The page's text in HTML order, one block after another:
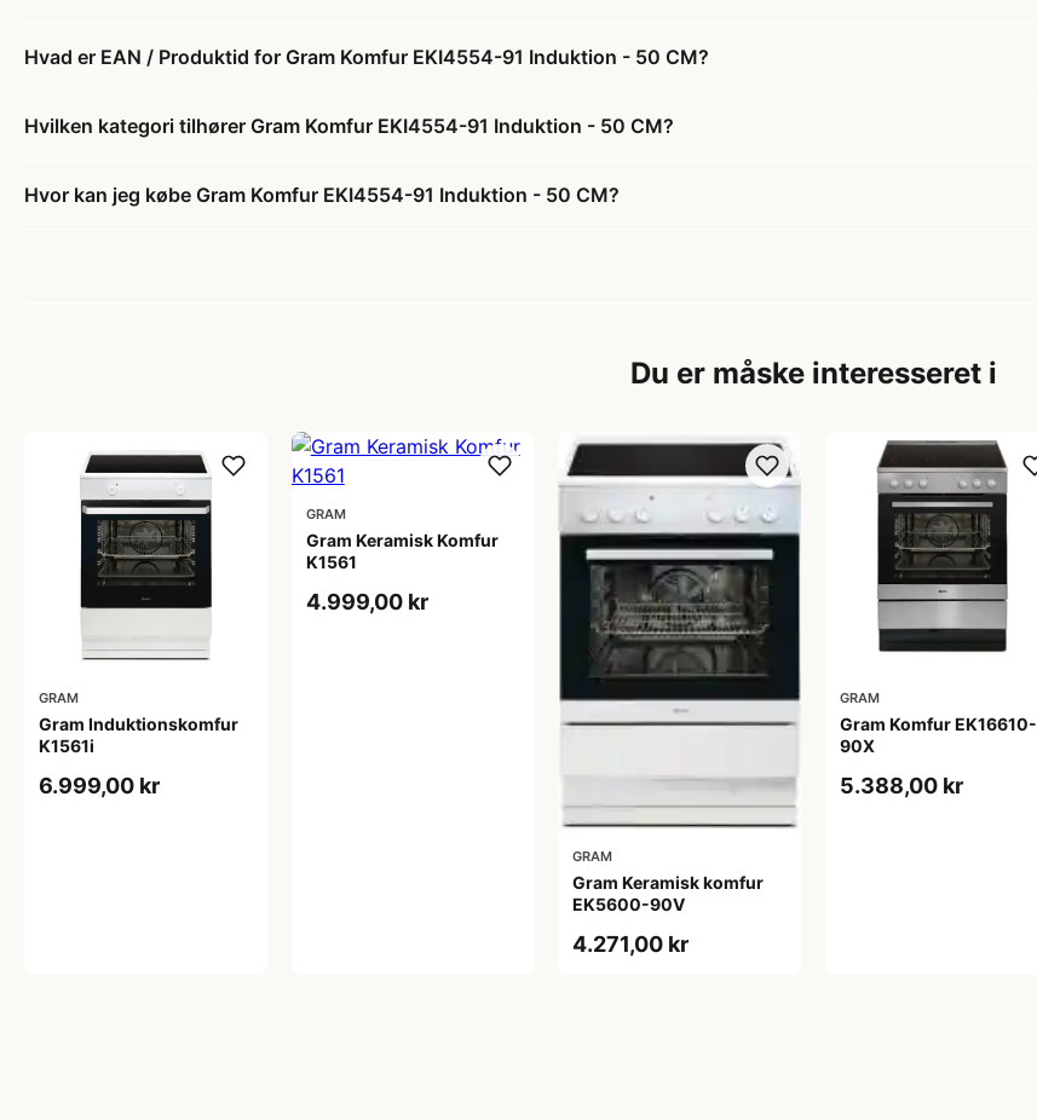
Hvad er EAN / Produktid for Gram Komfur EKI4554-91 Induktion - 50 CM?
Hvilken kategori tilhører Gram Komfur EKI4554-91 Induktion - 50 CM?
Hvor kan jeg købe Gram Komfur EKI4554-91 Induktion - 50 CM?
Du er måske interesseret i
GRAM
Gram Induktionskomfur
K1561i
6.999,00 kr
GRAM
Gram Keramisk Komfur
K1561
4.999,00 kr
GRAM
Gram Keramisk komfur
EK5600-90V
4.271,00 kr
GRAM
Gram Komfur EK16610-
90X
5.388,00 kr